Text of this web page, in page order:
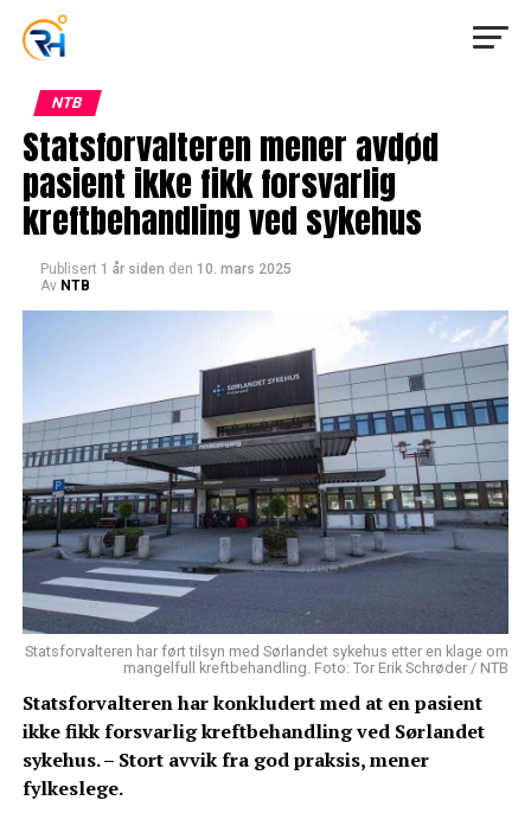
NTB
Statsforvalteren mener avdød
pasient ikke fikk forsvarlig
kreftbehandling ved sykehus
Publisert 1 år siden den 10. mars 2025
Av NTB
Statsforvalteren har ført tilsyn med Sørlandet sykehus etter en klage om
mangelfull kreftbehandling. Foto: Tor Erik Schrøder / NTB
Statsforvalteren har konkludert med at en pasient
ikke fikk forsvarlig kreftbehandling ved Sørlandet
sykehus. – Stort avvik fra god praksis, mener
fylkeslege.